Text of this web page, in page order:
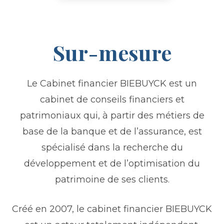
Sur-mesure
Le Cabinet financier BIEBUYCK est un
cabinet de conseils financiers et
patrimoniaux qui, à partir des métiers de
base de la banque et de l’assurance, est
spécialisé dans la recherche du
développement et de l’optimisation du
patrimoine de ses clients.
Créé en 2007, le cabinet financier BIEBUYCK